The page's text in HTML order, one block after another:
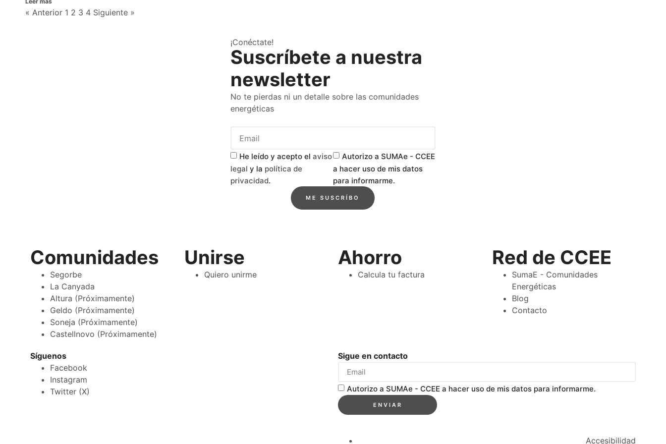
« Anterior 1 2 3 4 Siguiente »
¡Conéctate!
Suscríbete a nuestra
newsletter
No te pierdas ni un detalle sobre las comunidades
energéticas
He leído y acepto el aviso
legal y la política de
privacidad.
Autorizo a SUMAe - CCEE
a hacer uso de mis datos
para informarme.
ME SUSCRÍBO
Comunidades
Segorbe
La Canyada
Altura (Próximamente)
Geldo (Próximamente)
Soneja (Próximamente)
Castellnovo (Próximamente)
Unirse
Quiero unirme
Ahorro
Calcula tu factura
Red de CCEE
SumaE - Comunidades
Energéticas
Blog
Contacto
Síguenos
Facebook
Instagram
Twitter (X)
Sigue en contacto
Autorizo a SUMAe - CCEE a hacer uso de mis datos para informarme.
ENVIAR
Accesibilidad